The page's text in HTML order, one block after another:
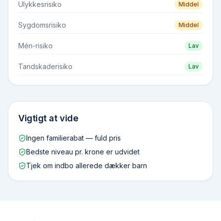
Ulykkesrisiko Middel
Sygdomsrisiko Middel
Mén-risiko Lav
Tandskaderisiko Lav
Vigtigt at vide
Ingen familierabat — fuld pris
Bedste niveau pr. krone er udvidet
Tjek om indbo allerede dækker barn